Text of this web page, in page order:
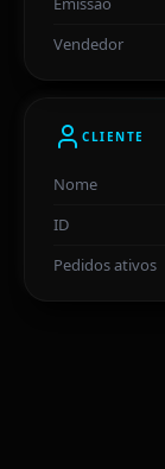
Vendedor
CLIENTE
Nome
ID
Pedidos ativos